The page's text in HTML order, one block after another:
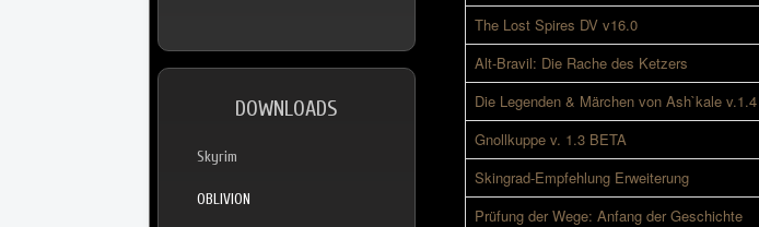
DOWNLOADS
Skyrim
OBLIVION
The Lost Spires DV v16.0
Alt-Bravil: Die Rache des Ketzers
Die Legenden & Märchen von Ash`kale v.1.4
Gnollkuppe v. 1.3 BETA
Skingrad-Empfehlung Erweiterung
Prüfung der Wege: Anfang der Geschichte